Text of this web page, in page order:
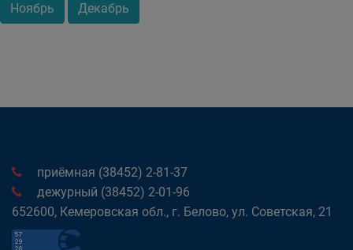
Ноябрь Декабрь
приёмная (38452) 2-81-37
дежурный (38452) 2-01-96
652600, Кемеровская обл., г. Белово, ул. Советская, 21